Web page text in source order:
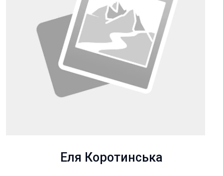
Еля Коротинська